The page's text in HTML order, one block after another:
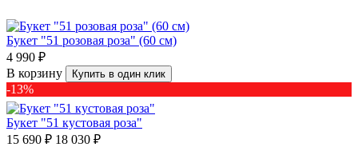
Букет "51 розовая роза" (60 см)
4 990 ₽
В корзину
Купить в один клик
-13%
Букет "51 кустовая роза"
15 690 ₽ 18 030 ₽